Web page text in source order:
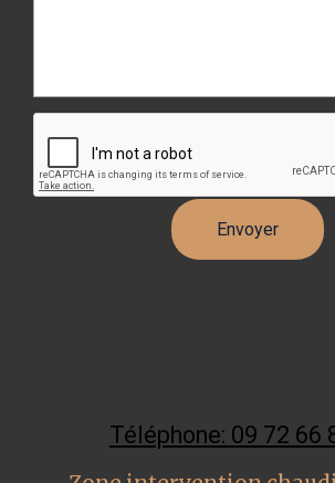
Téléphone: 09 72 66